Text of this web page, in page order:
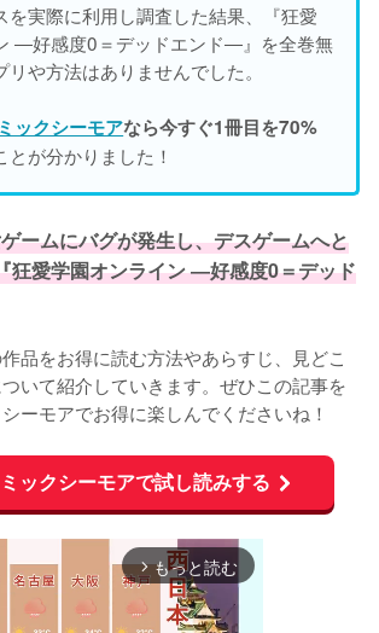
を実際に利用し調査した結果、『狂愛
―好感度0＝デッドエンド―』を全巻無
や方法はありませんでした。
ックシーモアなら今すぐ1冊目を70%
とが分かりました！
ームにバグが発生し、デスゲームへと
狂愛学園オンライン ―好感度0＝デッド
品をお得に読む方法やあらすじ、見どこ
いて紹介していきます。ぜひこの記事を
ーモアでお得に楽しんでくださいね！
ックシーモアで試し読みする
arrow_forward_ios もっと読む